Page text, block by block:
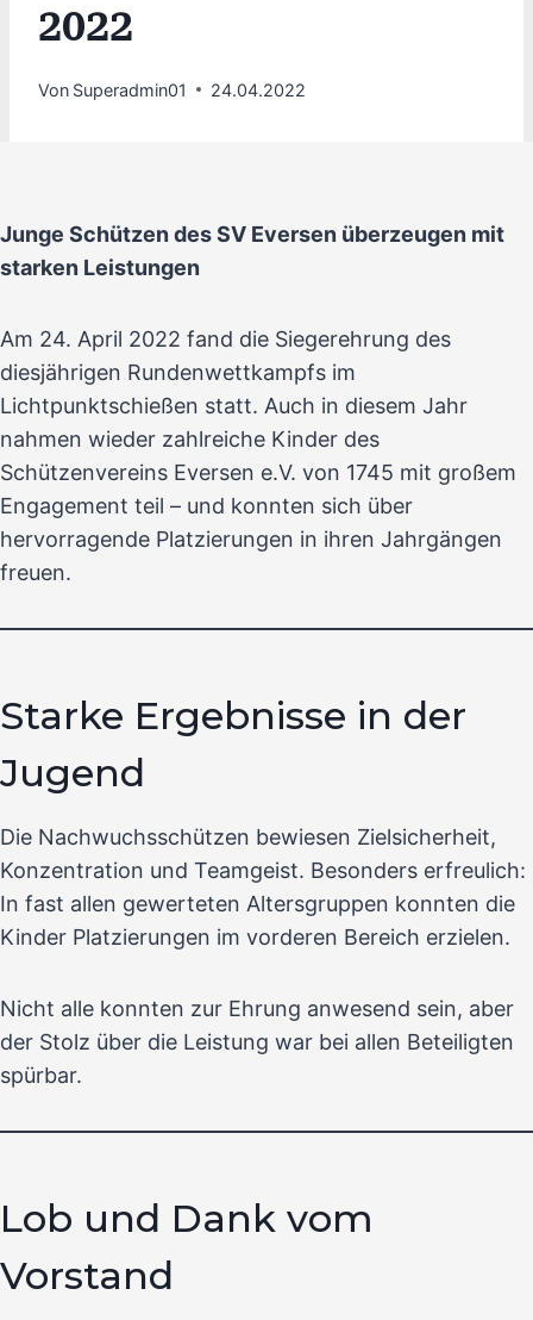
2022
Von Superadmin01 24.04.2022
Junge Schützen des SV Eversen überzeugen mit
starken Leistungen
Am 24. April 2022 fand die Siegerehrung des
diesjährigen Rundenwettkampfs im
Lichtpunktschießen statt. Auch in diesem Jahr
nahmen wieder zahlreiche Kinder des
Schützenvereins Eversen e.V. von 1745 mit großem
Engagement teil – und konnten sich über
hervorragende Platzierungen in ihren Jahrgängen
freuen.
Starke Ergebnisse in der
Jugend
Die Nachwuchsschützen bewiesen Zielsicherheit,
Konzentration und Teamgeist. Besonders erfreulich:
In fast allen gewerteten Altersgruppen konnten die
Kinder Platzierungen im vorderen Bereich erzielen.
Nicht alle konnten zur Ehrung anwesend sein, aber
der Stolz über die Leistung war bei allen Beteiligten
spürbar.
Lob und Dank vom
Vorstand